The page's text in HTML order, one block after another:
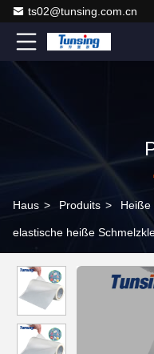
ts02@tunsing.com.cn
Haus > Produits > Heiße
elastische heiße